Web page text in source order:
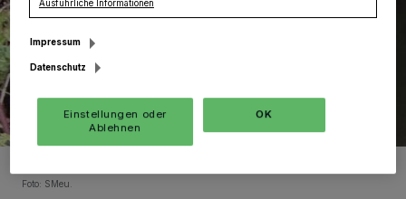
Foto: SMeu.
Ausführliche Informationen
Impressum
Datenschutz
Einstellungen oder
Ablehnen
OK